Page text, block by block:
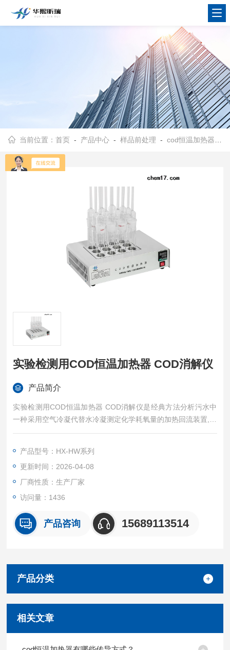
当前位置：首页 - 产品中心 -样品前处理 -cod恒温加热器
实验检测用COD恒温加热器 COD消解仪
产品简介
实验检测用COD恒温加热器 COD消解仪是经典方法分析污水中
一种采用空气冷凝代替水冷凝测定化学耗氧量的加热回流装置,它
采用新型温控器，升温速度快,温度恒定均匀,操作方便,实验COD
产品型号：HX-HW系列
更新时间：2026-04-08
厂商性质：生产厂家
访问量：1436
产品咨询 15689113514
产品分类
相关文章